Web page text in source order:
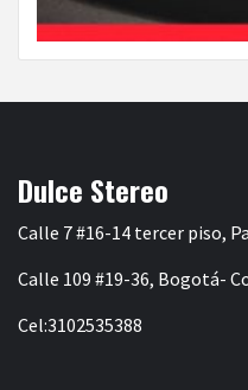
Dulce Stereo
Calle 7 #16-14 tercer piso,
Calle 109 #19-36, Bogotá-
Cel:3102535388